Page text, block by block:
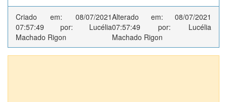
Criado em: 08/07/2021
07:57:49 por: Lucélia
Machado Rigon
Alterado em: 08/07/2021
07:57:49 por: Lucélia
Machado Rigon